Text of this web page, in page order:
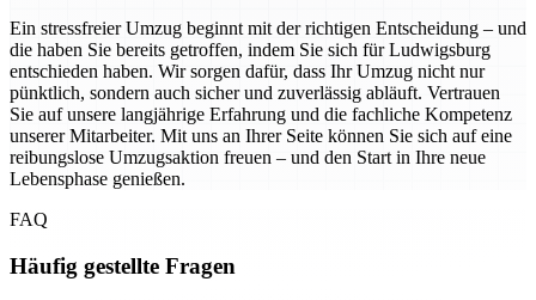
Ein stressfreier Umzug beginnt mit der richtigen Entscheidung – und
die haben Sie bereits getroffen, indem Sie sich für Ludwigsburg
entschieden haben. Wir sorgen dafür, dass Ihr Umzug nicht nur
pünktlich, sondern auch sicher und zuverlässig abläuft. Vertrauen
Sie auf unsere langjährige Erfahrung und die fachliche Kompetenz
unserer Mitarbeiter. Mit uns an Ihrer Seite können Sie sich auf eine
reibungslose Umzugsaktion freuen – und den Start in Ihre neue
Lebensphase genießen.
FAQ
Häufig gestellte Fragen